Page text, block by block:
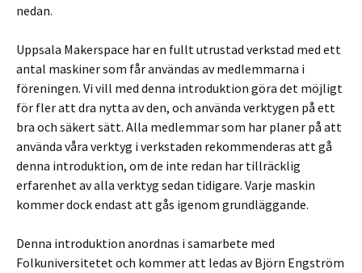
nedan.
Uppsala Makerspace har en fullt utrustad verkstad med ett
antal maskiner som får användas av medlemmarna i
föreningen. Vi vill med denna introduktion göra det möjligt
för fler att dra nytta av den, och använda verktygen på ett
bra och säkert sätt. Alla medlemmar som har planer på att
använda våra verktyg i verkstaden rekommenderas att gå
denna introduktion, om de inte redan har tillräcklig
erfarenhet av alla verktyg sedan tidigare. Varje maskin
kommer dock endast att gås igenom grundläggande.
Denna introduktion anordnas i samarbete med
Folkuniversitetet och kommer att ledas av Björn Engström